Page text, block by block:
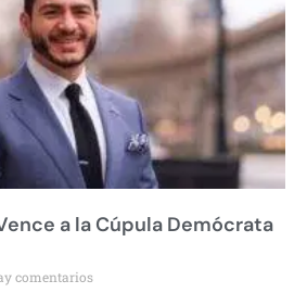
a la Cúpula Demócrata
comentarios